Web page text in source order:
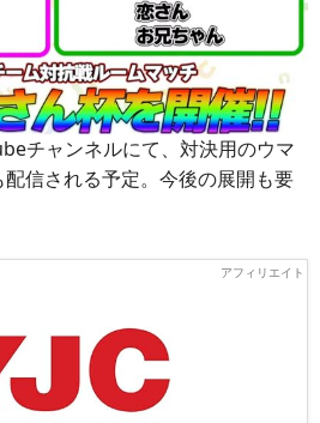
チャンネルにて、対決用のウマ
信される予定。今後の展開も要